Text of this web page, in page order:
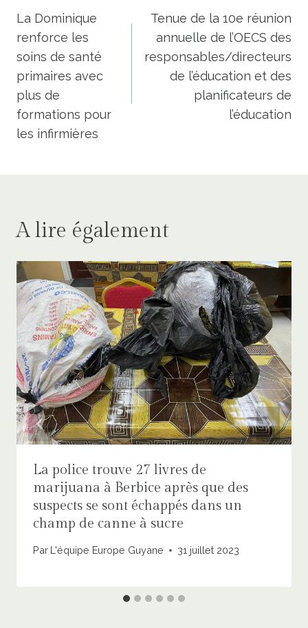
de
l’article
La Dominique
renforce les
soins de santé
primaires avec
plus de
formations pour
les infirmières
Tenue de la 10e réunion
annuelle de l’OECS des
responsables/directeurs
de l’éducation et des
planificateurs de
l’éducation
A lire également
La police trouve 27 livres de
marijuana à Berbice après que des
suspects se sont échappés dans un
champ de canne à sucre
Par L'équipe Europe Guyane 31 juillet 2023